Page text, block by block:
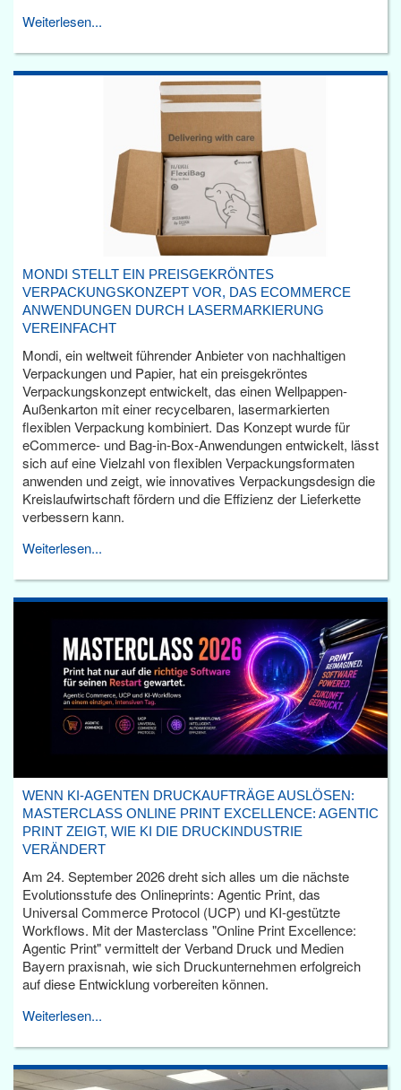
Weiterlesen...
MONDI STELLT EIN PREISGEKRÖNTES
VERPACKUNGSKONZEPT VOR, DAS ECOMMERCE
ANWENDUNGEN DURCH LASERMARKIERUNG
VEREINFACHT
Mondi, ein weltweit führender Anbieter von nachhaltigen
Verpackungen und Papier, hat ein preisgekröntes
Verpackungskonzept entwickelt, das einen Wellpappen-
Außenkarton mit einer recycelbaren, lasermarkierten
flexiblen Verpackung kombiniert. Das Konzept wurde für
eCommerce- und Bag-in-Box-Anwendungen entwickelt, lässt
sich auf eine Vielzahl von flexiblen Verpackungsformaten
anwenden und zeigt, wie innovatives Verpackungsdesign die
Kreislaufwirtschaft fördern und die Effizienz der Lieferkette
verbessern kann.
Weiterlesen...
WENN KI-AGENTEN DRUCKAUFTRÄGE AUSLÖSEN:
MASTERCLASS ONLINE PRINT EXCELLENCE: AGENTIC
PRINT ZEIGT, WIE KI DIE DRUCKINDUSTRIE
VERÄNDERT
Am 24. September 2026 dreht sich alles um die nächste
Evolutionsstufe des Onlineprints: Agentic Print, das
Universal Commerce Protocol (UCP) und KI-gestützte
Workflows. Mit der Masterclass "Online Print Excellence:
Agentic Print" vermittelt der Verband Druck und Medien
Bayern praxisnah, wie sich Druckunternehmen erfolgreich
auf diese Entwicklung vorbereiten können.
Weiterlesen...